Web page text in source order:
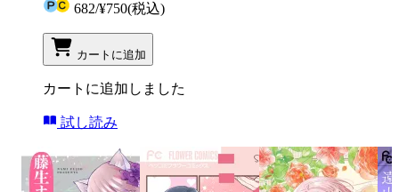
682/¥750(税込)
カートに追加
カートに追加しました
試し読み